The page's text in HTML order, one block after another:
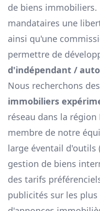
de biens
mandataires une
ainsi qu'une
permettre de
d'indépendant /
Nous recherchons des
immobiliers
réseau dans la région
membre de notre
large éventail
gestion de biens
des tarifs
publicités sur les